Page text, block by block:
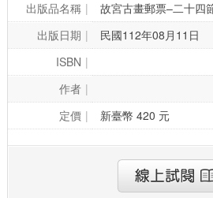
出版品名稱
故宮古畫郵票–二十四
出版日期
民國112年08月11日
ISBN
作者
定價
新臺幣 420 元